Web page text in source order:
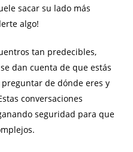
sacar su lado más
algo!
tan predecibles,
dan cuenta de que estás
de dónde eres y
conversaciones
seguridad para que